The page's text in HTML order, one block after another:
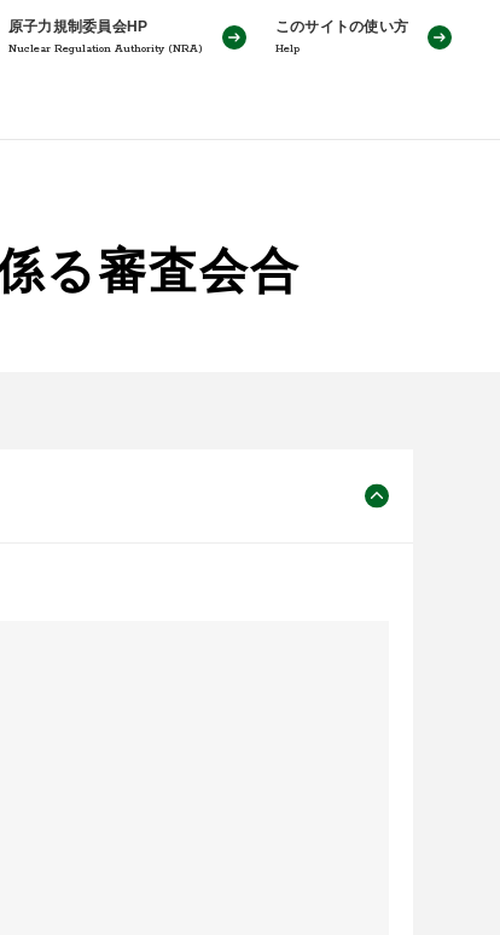
原子力規制委員会HP
Nuclear Regulation Authority (NRA)
このサイトの使い方
Help
る審査会合